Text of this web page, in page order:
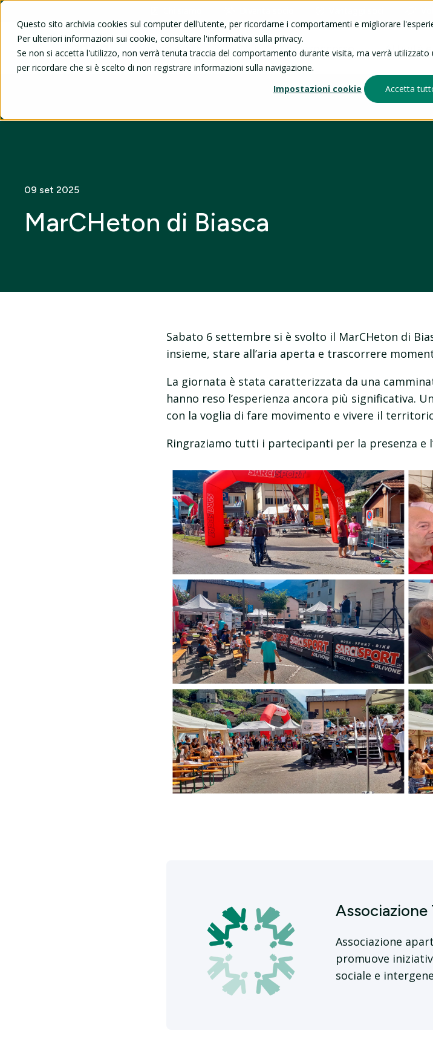
Questo sito archivia cookies sul computer dell'utente, per ricordarne i comportamenti e migliorare
Per ulteriori informazioni sui cookie, consultare l'informativa sulla privacy.
Se non si accetta l'utilizzo, non verrà tenuta traccia del comportamento durante visita, ma verrà
per ricordare che si è scelto di non registrare informazioni sulla navigazione.
Impostazioni cookie
Accetta
Viaggi e gite UNI3 Telesoccorso Attività
09 set 2025
MarCHeton di Biasca
Sabato 6 settembre si è svolto il MarCHeton di
insieme, stare all’aria aperta e trascorrere
La giornata è stata caratterizzata da una
hanno reso l’esperienza ancora più significativa.
con la voglia di fare movimento e vivere il
Ringraziamo tutti i partecipanti per la presenza e
Associazione
Associazione
promuove
sociale e